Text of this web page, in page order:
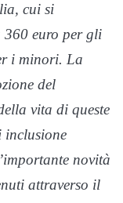
cui si
360 euro per gli
i minori. La
del
vita di queste
inclusione
novità
attraverso il